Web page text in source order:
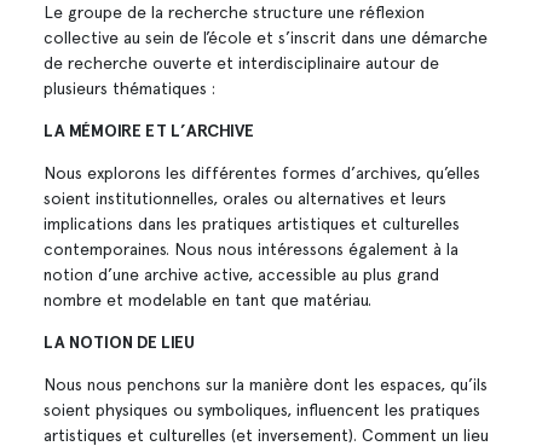
Le groupe de la recherche structure une réflexion
collective au sein de l’école et s’inscrit dans une démarche
de recherche ouverte et interdisciplinaire autour de
plusieurs thématiques :
LA MÉMOIRE ET L’ARCHIVE
Nous explorons les différentes formes d’archives, qu’elles
soient institutionnelles, orales ou alternatives et leurs
implications dans les pratiques artistiques et culturelles
contemporaines. Nous nous intéressons également à la
notion d’une archive active, accessible au plus grand
nombre et modelable en tant que matériau.
LA NOTION DE LIEU
Nous nous penchons sur la manière dont les espaces, qu’ils
soient physiques ou symboliques, influencent les pratiques
artistiques et culturelles (et inversement). Comment un lieu